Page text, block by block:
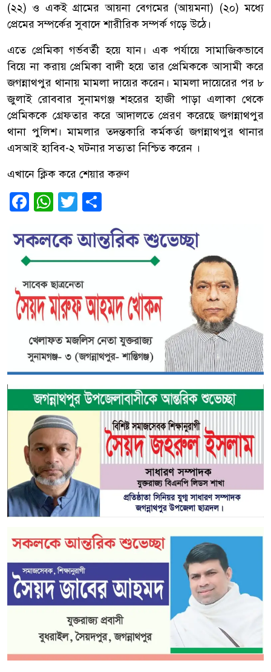
(২২) ও একই গ্রামের আয়না বেগমের (আয়মনা) (২০) মধ্যে
প্রেমের সম্পর্কের সুবাদে শারীরিক সম্পর্ক গড়ে উঠে।
এতে প্রেমিকা গর্ভবর্তী হয়ে যান। এক পর্যায়ে সামাজিকভাবে
বিয়ে না করায় প্রেমিকা বাদী হয়ে তার প্রেমিককে আসামী করে
জগন্নাথপুর থানায় মামলা দায়ের করেন। মামলা দায়েরের পর ৮
জুলাই রোববার সুনামগঞ্জ শহরের হাজী পাড়া এলাকা থেকে
প্রেমিককে গ্রেফতার করে আদালতে প্রেরণ করেছে জগন্নাথপুর
থানা পুলিশ। মামলার তদন্তকারি কর্মকর্তা জগন্নাথপুর থানার
এসআই হাবিব-২ ঘটনার সত্যতা নিশ্চিত করেন ।
এখানে ক্লিক করে শেয়ার করুণ
Facebook
WhatsApp
Twitter